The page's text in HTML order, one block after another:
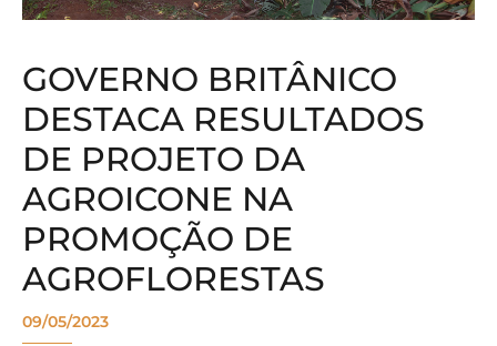
GOVERNO BRITÂNICO
DESTACA RESULTADOS
DE PROJETO DA
AGROICONE NA
PROMOÇÃO DE
AGROFLORESTAS
09/05/2023